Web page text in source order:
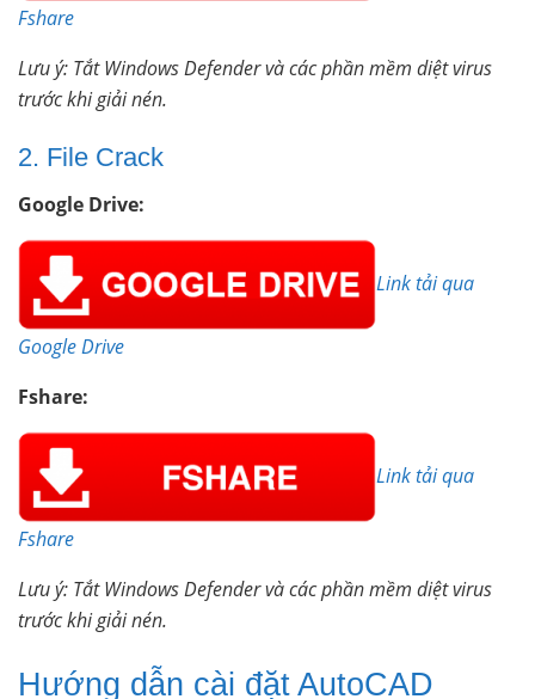
Fshare
Lưu ý: Tắt Windows Defender và các phần mềm diệt virus
trước khi giải nén.
2. File Crack
Google Drive:
Link tải qua
Google Drive
Fshare:
Link tải qua
Fshare
Lưu ý: Tắt Windows Defender và các phần mềm diệt virus
trước khi giải nén.
Hướng dẫn cài đặt AutoCAD